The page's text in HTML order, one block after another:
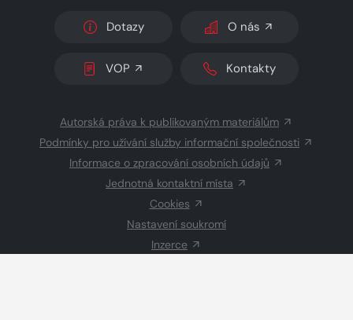
Dotazy O nás
VOP Kontakty
Autorská práva k publikovaným materiálům
Podmínky pro užívání služby informační společnosti
Informace o zpracování osobních údajů
Jednotná kontaktní místa
Cookies
Nastavení soukromí
Inzerce